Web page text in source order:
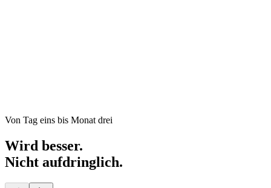
Von Tag eins bis Monat drei
Wird besser.
Nicht aufdringlich.